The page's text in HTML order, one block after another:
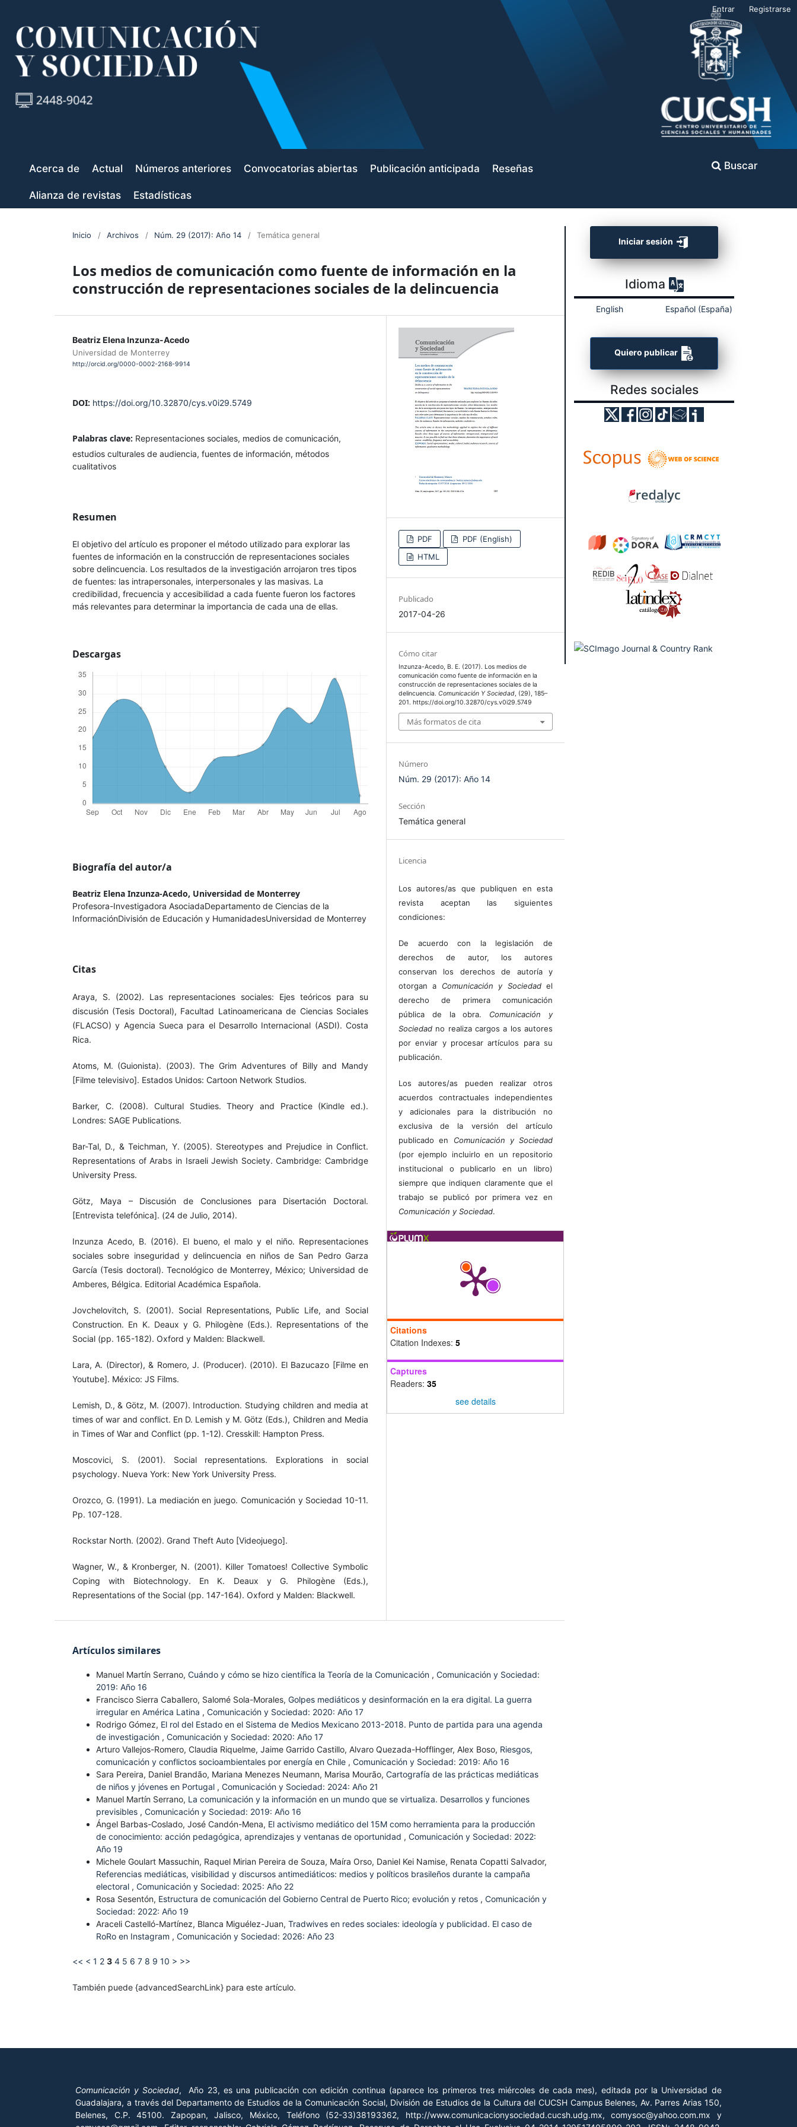
Acerca de Actual Números anteriores Convocatorias abiertas Publicación anticipada Reseñas
Alianza de revistas Estadísticas
Buscar
Entrar Registrarse
Inicio / Archivos / Núm. 29 (2017): Año 14 / Temática general
Los medios de comunicación como fuente de información en la
construcción de representaciones sociales de la delincuencia
Beatriz Elena Inzunza-Acedo
Universidad de Monterrey
http://orcid.org/0000-0002-2168-9914
DOI: https://doi.org/10.32870/cys.v0i29.5749
Palabras clave: Representaciones sociales, medios de comunicación,
estudios culturales de audiencia, fuentes de información, métodos
cualitativos
Resumen
El objetivo del artículo es proponer el método utilizado para explorar las
fuentes de información en la construcción de representaciones sociales
sobre delincuencia. Los resultados de la investigación arrojaron tres tipos
de fuentes: las intrapersonales, interpersonales y las masivas. La
credibilidad, frecuencia y accesibilidad a cada fuente fueron los factores
más relevantes para determinar la importancia de cada una de ellas.
Descargas
Biografía del autor/a
Beatriz Elena Inzunza-Acedo, Universidad de Monterrey
Profesora-Investigadora AsociadaDepartamento de Ciencias de la
InformaciónDivisión de Educación y HumanidadesUniversidad de Monterrey
Citas
Araya, S. (2002). Las representaciones sociales: Ejes teóricos para su
discusión (Tesis Doctoral), Facultad Latinoamericana de Ciencias Sociales
(FLACSO) y Agencia Sueca para el Desarrollo Internacional (ASDI). Costa
Rica.
Atoms, M. (Guionista). (2003). The Grim Adventures of Billy and Mandy
[Filme televisivo]. Estados Unidos: Cartoon Network Studios.
Barker, C. (2008). Cultural Studies. Theory and Practice (Kindle ed.).
Londres: SAGE Publications.
Bar-Tal, D., & Teichman, Y. (2005). Stereotypes and Prejudice in Conflict.
Representations of Arabs in Israeli Jewish Society. Cambridge: Cambridge
University Press.
Götz, Maya – Discusión de Conclusiones para Disertación Doctoral.
[Entrevista telefónica]. (24 de Julio, 2014).
Inzunza Acedo, B. (2016). El bueno, el malo y el niño. Representaciones
sociales sobre inseguridad y delincuencia en niños de San Pedro Garza
García (Tesis doctoral). Tecnológico de Monterrey, México; Universidad de
Amberes, Bélgica. Editorial Académica Española.
Jovchelovitch, S. (2001). Social Representations, Public Life, and Social
Construction. En K. Deaux y G. Philogène (Eds.). Representations of the
Social (pp. 165-182). Oxford y Malden: Blackwell.
Lara, A. (Director), & Romero, J. (Producer). (2010). El Bazucazo [Filme en
Youtube]. México: JS Films.
Lemish, D., & Götz, M. (2007). Introduction. Studying children and media at
times of war and conflict. En D. Lemish y M. Götz (Eds.), Children and Media
in Times of War and Conflict (pp. 1-12). Cresskill: Hampton Press.
Moscovici, S. (2001). Social representations. Explorations in social
psychology. Nueva York: New York University Press.
Orozco, G. (1991). La mediación en juego. Comunicación y Sociedad 10-11.
Pp. 107-128.
Rockstar North. (2002). Grand Theft Auto [Videojuego].
Wagner, W., & Kronberger, N. (2001). Killer Tomatoes! Collective Symbolic
Coping with Biotechnology. En K. Deaux y G. Philogène (Eds.),
Representations of the Social (pp. 147-164). Oxford y Malden: Blackwell.
PDF
PDF (English)
HTML
Publicado
2017-04-26
Cómo citar
Inzunza-Acedo, B. E. (2017). Los medios de
comunicación como fuente de información en la
construcción de representaciones sociales de la
delincuencia.Comunicación Y Sociedad, (29), 185–
201. https://doi.org/10.32870/cys.v0i29.5749
Más formatos de cita
Número
Núm. 29 (2017): Año 14
Sección
Temática general
Licencia
Los autores/as que publiquen en esta
revista aceptan las siguientes
condiciones:
De acuerdo con la legislación de
derechos de autor, los autores
conservan los derechos de autoría y
otorgan a Comunicación y Sociedadel
derecho de primera comunicación
pública de la obra. Comunicación y
Sociedad no realiza cargos a los autores
por enviar y procesar artículos para su
publicación.
Los autores/as pueden realizar otros
acuerdos contractuales independientes
y adicionales para la distribución no
exclusiva de la versión del artículo
publicado en Comunicación y Sociedad
(por ejemplo incluirlo en un repositorio
institucional o publicarlo en un libro)
siempre que indiquen claramente que el
trabajo se publicó por primera vez en
Comunicación y Sociedad.
Citations
Citation Indexes: 5
Captures
Readers: 35
see details
Artículos similares
Manuel Martín Serrano, Cuándo y cómo se hizo científica la Teoría de la Comunicación , Comunicación y Sociedad:
2019: Año 16
Francisco Sierra Caballero, Salomé Sola-Morales, Golpes mediáticos y desinformación en la era digital. La guerra
irregular en América Latina , Comunicación y Sociedad: 2020: Año 17
Rodrigo Gómez, El rol del Estado en el Sistema de Medios Mexicano 2013-2018. Punto de partida para una agenda
de investigación , Comunicación y Sociedad: 2020: Año 17
Arturo Vallejos-Romero, Claudia Riquelme, Jaime Garrido Castillo, Alvaro Quezada-Hofflinger, Alex Boso, Riesgos,
comunicación y conflictos socioambientales por energía en Chile , Comunicación y Sociedad: 2019: Año 16
Sara Pereira, Daniel Brandão, Mariana Menezes Neumann, Marisa Mourão, Cartografía de las prácticas mediáticas
de niños y jóvenes en Portugal , Comunicación y Sociedad: 2024: Año 21
Manuel Martín Serrano, La comunicación y la información en un mundo que se virtualiza. Desarrollos y funciones
previsibles , Comunicación y Sociedad: 2019: Año 16
Ángel Barbas-Coslado, José Candón-Mena, El activismo mediático del 15M como herramienta para la producción
de conocimiento: acción pedagógica, aprendizajes y ventanas de oportunidad , Comunicación y Sociedad: 2022:
Año 19
Michele Goulart Massuchin, Raquel Mirian Pereira de Souza, Maíra Orso, Daniel Kei Namise, Renata Copatti Salvador,
Referencias mediáticas, visibilidad y discursos antimediáticos: medios y políticos brasileños durante la campaña
electoral , Comunicación y Sociedad: 2025: Año 22
Rosa Sesentón, Estructura de comunicación del Gobierno Central de Puerto Rico; evolución y retos , Comunicación y
Sociedad: 2022: Año 19
Araceli Castelló-Martínez, Blanca Miguélez-Juan, Tradwives en redes sociales: ideología y publicidad. El caso de
RoRo en Instagram , Comunicación y Sociedad: 2026: Año 23
<< < 1 2 3 4 5 6 7 8 9 10 > >>
También puede {advancedSearchLink} para este artículo.
Iniciar sesión
Idioma
English Español (España)
Quiero publicar
Redes sociales
Comunicación y Sociedad, Año 23, es una publicación con edición continua (aparece los primeros tres miércoles de cada mes), editada por la Universidad de
Guadalajara, a través del Departamento de Estudios de la Comunicación Social, División de Estudios de la Cultura del CUCSH Campus Belenes, Av. Parres Arias 150,
Belenes, C.P. 45100. Zapopan, Jalisco, México, Teléfono (52-33)38193362, http://www.comunicacionysociedad.cucsh.udg.mx, comysoc@yahoo.com.mx y